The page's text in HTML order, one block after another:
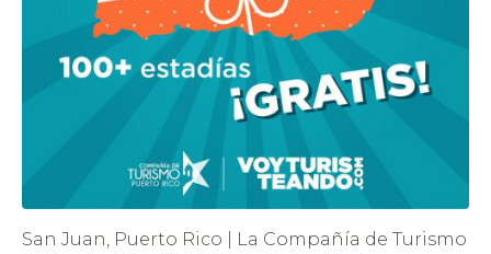
San Juan, Puerto Rico | La Compañía de Turismo